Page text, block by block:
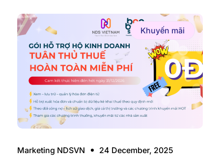
Khuyến mãi
Marketing NDSVN 24 December, 2025